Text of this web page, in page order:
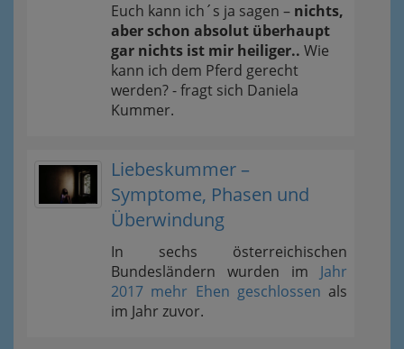
Euch kann ich´s ja sagen – nichts,
aber schon absolut überhaupt
gar nichts ist mir heiliger.. Wie
kann ich dem Pferd gerecht
werden? - fragt sich Daniela
Kummer.
Liebeskummer –
Symptome, Phasen und
Überwindung
In sechs österreichischen
Bundesländern wurden im Jahr
2017 mehr Ehen geschlossen als
im Jahr zuvor.